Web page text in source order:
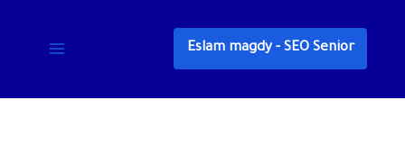
Eslam magdy - SEO Senior